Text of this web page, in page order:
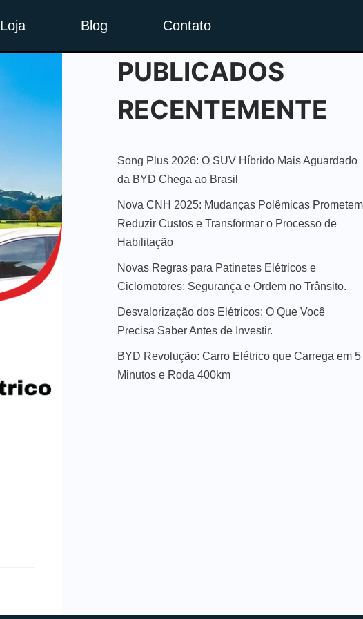
Loja Blog Contato
PUBLICADOS
RECENTEMENTE
Song Plus 2026: O SUV Híbrido Mais Aguardado
da BYD Chega ao Brasil
Nova CNH 2025: Mudanças Polêmicas Prometem
Reduzir Custos e Transformar o Processo de
Habilitação
Novas Regras para Patinetes Elétricos e
Ciclomotores: Segurança e Ordem no Trânsito.
Desvalorização dos Elétricos: O Que Você
Precisa Saber Antes de Investir.
BYD Revolução: Carro Elétrico que Carrega em 5
Minutos e Roda 400km